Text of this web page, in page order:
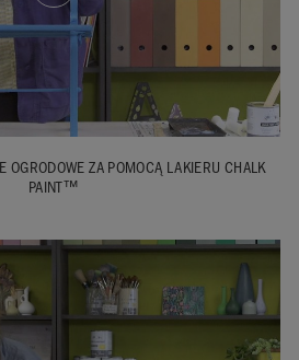
OGRODOWE ZA POMOCĄ LAKIERU CHALK
PAINT™